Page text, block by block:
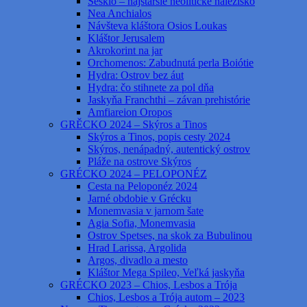
Nea Anchialos
Návšteva kláštora Osios Loukas
Kláštor Jerusalem
Akrokorint na jar
Orchomenos: Zabudnutá perla Boiótie
Hydra: Ostrov bez áut
Hydra: čo stihnete za pol dňa
Jaskyňa Franchthi – závan prehistórie
Amfiareion Oropos
GRĚCKO 2024 – Skýros a Tinos
Skýros a Tinos, popis cesty 2024
Skýros, nenápadný, autentický ostrov
Pláže na ostrove Skýros
GRÉCKO 2024 – PELOPONÉZ
Cesta na Peloponéz 2024
Jarné obdobie v Grécku
Monemvasia v jarnom šate
Agia Sofia, Monemvasia
Ostrov Spetses, na skok za Bubulinou
Hrad Larissa, Argolida
Argos, divadlo a mesto
Kláštor Mega Spileo, Veľká jaskyňa
GRÉCKO 2023 – Chios, Lesbos a Trója
Chios, Lesbos a Trója autom – 2023